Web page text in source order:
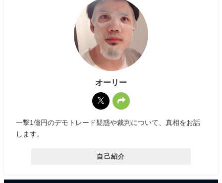
オーリー
一撃1億円のデモトレード疑惑や裁判について、真相をお話
します。
自己紹介